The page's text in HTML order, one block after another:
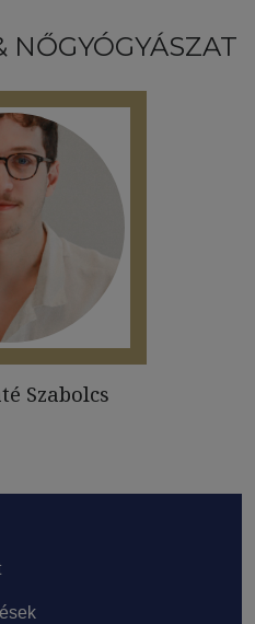
NŐGYÓGYÁSZAT
Szabolcs